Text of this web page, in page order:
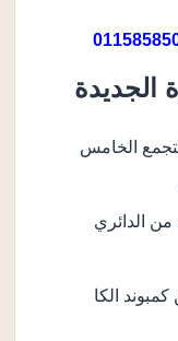
الجديدة
الخامس
الدائري
الكا